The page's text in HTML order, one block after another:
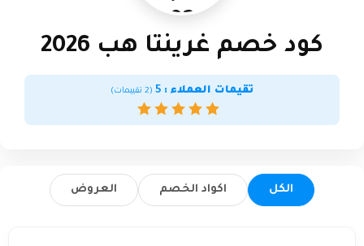
2026
كود خصم غرينتا هب 2026
تقيمات العملاء : 5
(
2 تقييمات)
الكل اكواد الخصم العروض